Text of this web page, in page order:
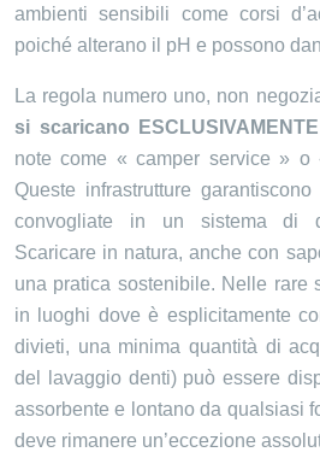
ambienti sensibili come corsi
poiché alterano il pH e possono
La regola numero uno, non
si scaricano
note come « camper service » o
Queste infrastrutture
convogliate in un sistema di
Scaricare in natura, anche con
una pratica sostenibile. Nelle rare
in luoghi dove è esplicitamente
divieti, una minima quantità di
del lavaggio denti) può essere
assorbente e lontano da qualsiasi
deve rimanere un’eccezione